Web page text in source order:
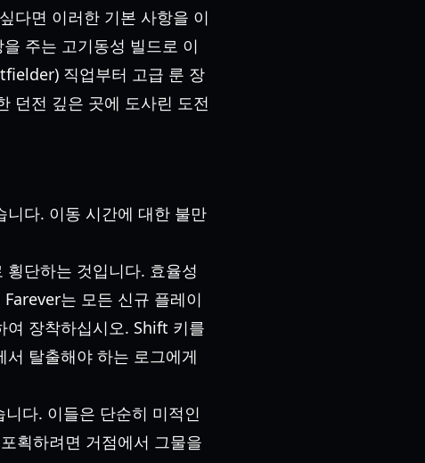
다면 이러한 기본 사항을 이
주는 고기동성 빌드로 이
직업부터 고급 룬 장
던전 깊은 곳에 도사린 도전
다. 이동 시간에 대한 불만
단하는 것입니다. 효율성
는 모든 신규 플레이
여 장착하십시오. Shift 키를
탈출해야 하는 로그에게
다. 이들은 단순히 미적인
획하려면 거점에서 그물을